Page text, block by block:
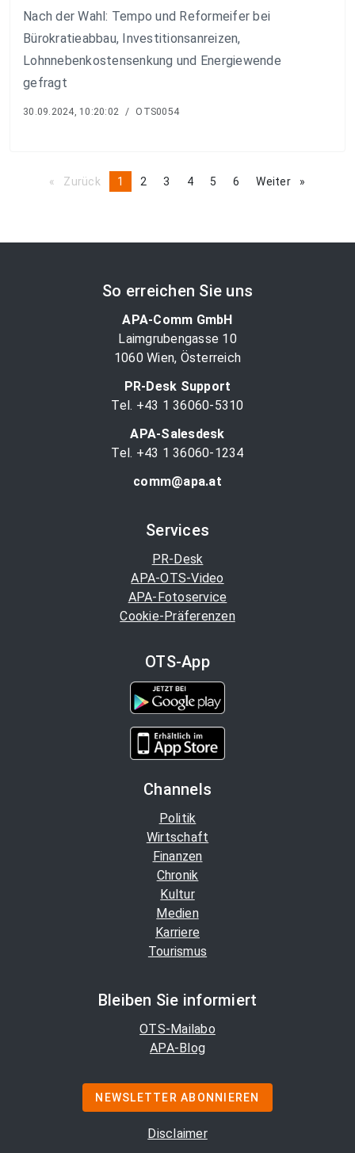
Nach der Wahl: Tempo und Reformeifer bei
Bürokratieabbau, Investitionsanreizen,
Lohnnebenkostensenkung und Energiewende
gefragt
30.09.2024, 10:20:02 / OTS0054
Zurück pageYou're
1 page
2 page
3 page
4 page
5 page
6 Weiter page
So erreichen Sie uns
APA-Comm GmbH
Laimgrubengasse 10
1060 Wien, Österreich
PR-Desk Support
Tel. +43 1 36060-5310
APA-Salesdesk
Tel. +43 1 36060-1234
comm@apa.at
Services
PR-Desk
APA-OTS-Video
APA-Fotoservice
Cookie-Präferenzen
OTS-App
Channels
Politik
Wirtschaft
Finanzen
Chronik
Kultur
Medien
Karriere
Tourismus
Bleiben Sie informiert
OTS-Mailabo
APA-Blog
NEWSLETTER ABONNIEREN
Disclaimer